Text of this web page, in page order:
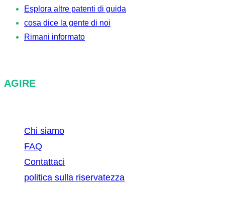
Esplora altre patenti di guida
cosa dice la gente di noi
Rimani informato
AGIRE
Chi siamo
FAQ
Contattaci
politica sulla riservatezza